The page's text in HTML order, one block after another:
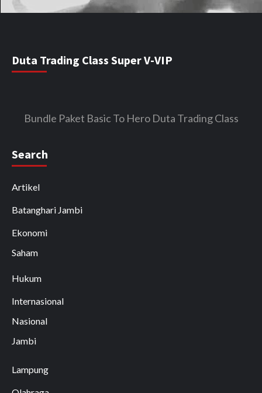
Duta Trading Class Super V-VIP
Bundle Paket Basic To Hero Duta Trading Class
Search
Artikel
Batanghari Jambi
Ekonomi
Saham
Hukum
Internasional
Nasional
Jambi
Lampung